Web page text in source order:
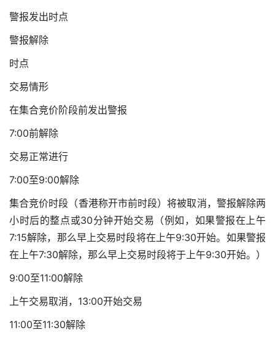
警报发出时点
警报解除
时点
交易情形
在集合竞价阶段前发出警报
7:00前解除
交易正常进行
7:00至9:00解除
集合竞价时段（香港称开市前时段）将被取消，警报解除两
小时后的整点或30分钟开始交易（例如，如果警报在上午
7:15解除，那么早上交易时段将在上午9:30开始。如果警报
在上午7:30解除，那么早上交易时段将于上午9:30开始。）
9:00至11:00解除
上午交易取消，13:00开始交易
11:00至11:30解除